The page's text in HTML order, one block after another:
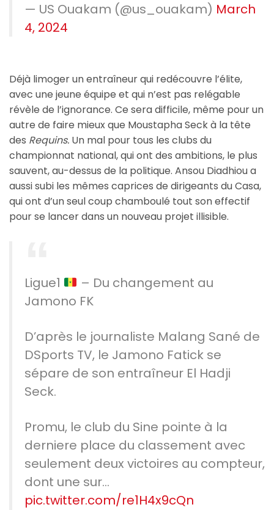
— US Ouakam (@us_ouakam) March
4, 2024
Déjà limoger un entraîneur qui redécouvre l’élite,
avec une jeune équipe et qui n’est pas relégable
révèle de l’ignorance. Ce sera difficile, même pour un
autre de faire mieux que Moustapha Seck à la tête
des Requins. Un mal pour tous les clubs du
championnat national, qui ont des ambitions, le plus
sauvent, au-dessus de la politique. Ansou Diadhiou a
aussi subi les mêmes caprices de dirigeants du Casa,
qui ont d’un seul coup chamboulé tout son effectif
pour se lancer dans un nouveau projet illisible.
Ligue1
– Du changement au
Jamono FK
D’après le journaliste Malang Sané de
DSports TV, le Jamono Fatick se
sépare de son entraîneur El Hadji
Seck.
Promu, le club du Sine pointe à la
derniere place du classement avec
seulement deux victoires au compteur,
dont une sur…
pic.twitter.com/re1H4x9cQn